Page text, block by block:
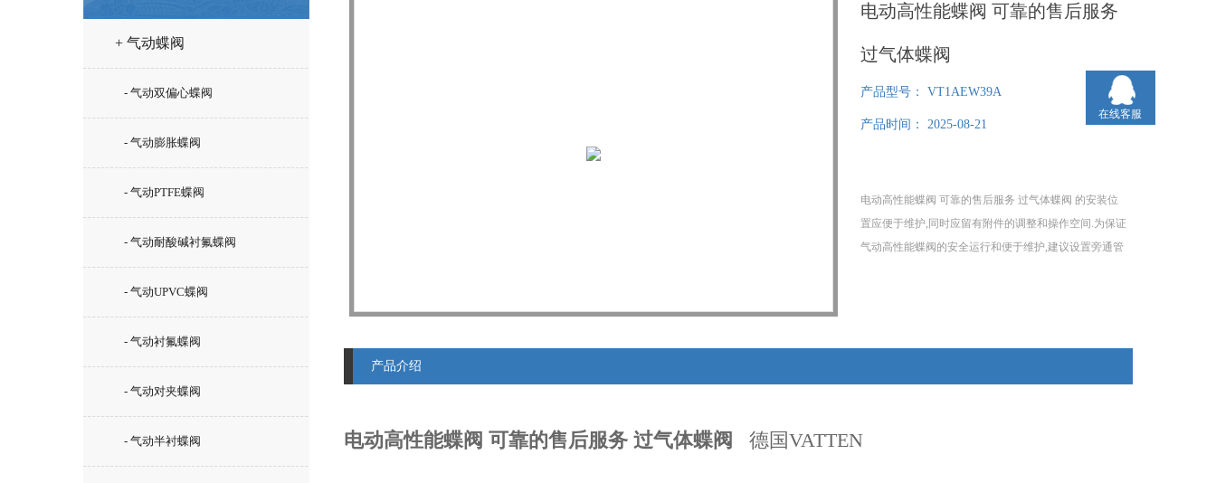
+ 气动蝶阀
- 气动双偏心蝶阀
- 气动膨胀蝶阀
- 气动PTFE蝶阀
- 气动耐酸碱衬氟蝶阀
- 气动UPVC蝶阀
- 气动衬氟蝶阀
- 气动对夹蝶阀
- 气动半衬蝶阀
电动高性能蝶阀 可靠的售后服务
过气体蝶阀
产品型号： VT1AEW39A
产品时间： 2025-08-21
电动高性能蝶阀 可靠的售后服务 过气体蝶阀 的安装位
置应便于维护,同时应留有附件的调整和操作空间.为保证
气动高性能蝶阀的安全运行和便于维护,建议设置旁通管
产品介绍
电动高性能蝶阀 可靠的售后服务 过气体蝶阀 德国VATTEN
在线客服